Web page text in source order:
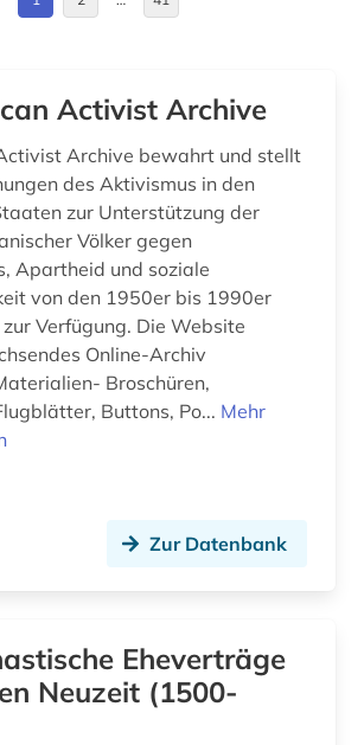
antisemitismus (1)
(1)
arabische staaten (2)
arabische welt (1)
arabischer frühling (1)
(2)
arbeitnehmervertretung (2)
arbeitsbedingungen (1)
Frankreich (16)
Griechenland (1)
Großbritannien (38)
(3)
Activist Archive
Archive bewahrt und stellt
des Aktivismus in den
zur Unterstützung der
Völker gegen
Apartheid und soziale
von den 1950er bis 1990er
Die Website
Broschüren,
Buttons, Po... Mehr
Zur Datenbank
Eheverträge
Neuzeit (1500-